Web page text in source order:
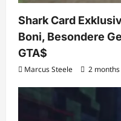
Shark Card
Boni, Besondere
GTA$
Marcus Steele 2